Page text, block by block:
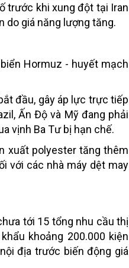
trước khi xung đột tại Iran
do giá năng lượng tăng.
Hormuz - huyết mạch
đầu, gây áp lực trực tiếp
Ấn Độ và Mỹ đang phải
vịnh Ba Tư bị hạn chế.
xuất polyester tăng thêm
với các nhà máy dệt may
tới 15 tổng nhu cầu thị
khoảng 200.000 kiện
địa trước biến động giá